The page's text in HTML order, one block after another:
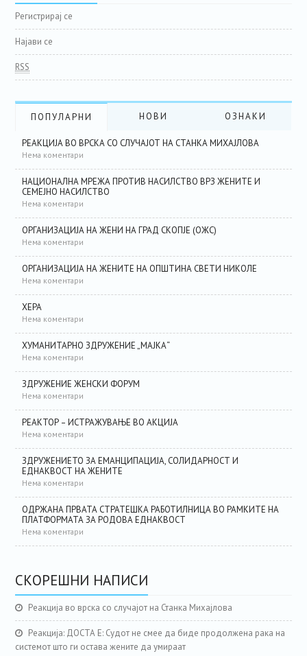
Регистрирај се
Најави се
RSS
ПОПУЛАРНИ НОВИ ОЗНАКИ
РЕАКЦИЈА ВО ВРСКА СО СЛУЧАЈОТ НА СТАНКА МИХАЈЛОВА
Нема коментари
НАЦИОНАЛНА МРЕЖА ПРОТИВ НАСИЛСТВО ВРЗ ЖЕНИТЕ И
СЕМЕЈНО НАСИЛСТВО
Нема коментари
ОРГАНИЗАЦИЈА НА ЖЕНИ НА ГРАД СКОПЈЕ (ОЖС)
Нема коментари
ОРГАНИЗАЦИЈА НА ЖЕНИТЕ НА ОПШТИНА СВЕТИ НИКОЛЕ
Нема коментари
ХЕРА
Нема коментари
ХУМАНИТАРНО ЗДРУЖЕНИЕ „МАЈКА“
Нема коментари
ЗДРУЖЕНИЕ ЖЕНСКИ ФОРУМ
Нема коментари
РЕАКТОР – ИСТРАЖУВАЊЕ ВО АКЦИЈА
Нема коментари
ЗДРУЖЕНИЕТО ЗА ЕМАНЦИПАЦИЈА, СОЛИДАРНОСТ И
ЕДНАКВОСТ НА ЖЕНИТЕ
Нема коментари
ОДРЖАНА ПРВАТА СТРАТЕШКА РАБОТИЛНИЦА ВО РАМКИТЕ НА
ПЛАТФОРМАТА ЗА РОДОВА ЕДНАКВОСТ
Нема коментари
СКОРЕШНИ НАПИСИ
Реакција во врска со случајот на Станка Михајлова
Реакција: ДОСТА Е: Судот не смее да биде продолжена рака на
системот што ги остава жените да умираат